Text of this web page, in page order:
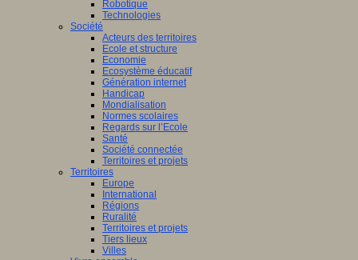
Robotique
Technologies
Société
Acteurs des territoires
Ecole et structure
Economie
Ecosystème éducatif
Génération internet
Handicap
Mondialisation
Normes scolaires
Regards sur l’Ecole
Santé
Société connectée
Territoires et projets
Territoires
Europe
International
Régions
Ruralité
Territoires et projets
Tiers lieux
Villes